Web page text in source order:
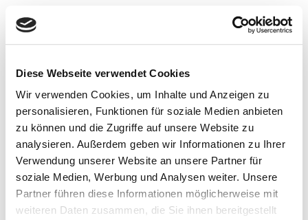
Diese Webseite verwendet Cookies
Wir verwenden Cookies, um Inhalte und Anzeigen zu
personalisieren, Funktionen für soziale Medien anbieten
zu können und die Zugriffe auf unsere Website zu
analysieren. Außerdem geben wir Informationen zu Ihrer
Verwendung unserer Website an unsere Partner für
soziale Medien, Werbung und Analysen weiter. Unsere
Partner führen diese Informationen möglicherweise mit
weiteren Daten zusammen, die Sie ihnen bereitgestellt